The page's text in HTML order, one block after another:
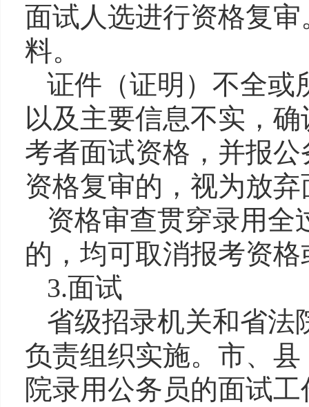
面试人选进行资格复审
料。
证件（证明）不全或
以及主要信息不实，
考者面试资格， 并报公
资格复审的，视为放弃
资格审查贯穿录用全
的，均可取消报考资
3.面试
省级招录机关和省法
负责组织实施。市、
院录用公务员的面试工